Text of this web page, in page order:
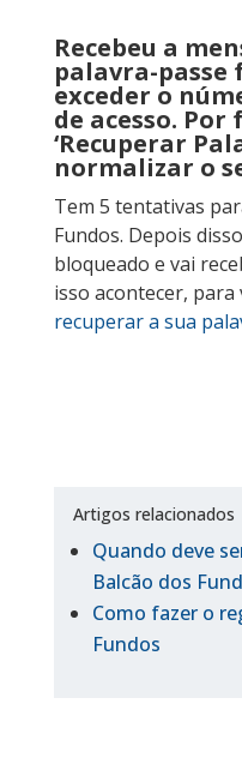
Recebeu a
palavra-passe
exceder o
de acesso.
‘Recuperar
normalizar o
Tem 5 tentativas
Fundos. Depois
bloqueado e vai
isso acontecer,
recuperar a sua
Artigos relacionados
Quando deve
Balcão dos
Como fazer o
Fundos